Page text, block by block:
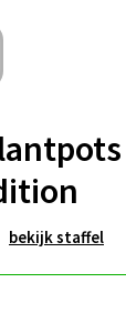
bekijk staffel